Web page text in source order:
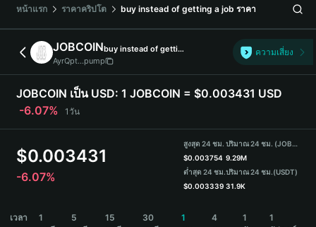
Français
Deutsch
简体中文
繁體中文
Português (Portugal)
Bahasa Indonesia
ภาษาไทย
हिन्दी
Español
Português (Brasil)
หน้าแรก ราคาคริปโต buy instead of getting a job ราคา
JOBCOIN
buy instead of getting a job
AyrQpt...pump
ความเสี่ยง
JOBCOIN เป็น USD: 1 JOBCOIN = $0.003431 USD
-6.07%
1วัน
$0.003431
-6.07%
สูงสุด 24 ชม.
$0.003754
ต่ำสุด 24 ชม.
$0.003339
ปริมาณ 24 ชม. (JOBCOIN)
9.29M
ปริมาณ 24 ชม.(USDT)
31.9K
เวลา
1
5
15
30
1
4
1
1